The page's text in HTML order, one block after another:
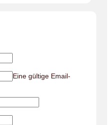
Eine gültige Email-